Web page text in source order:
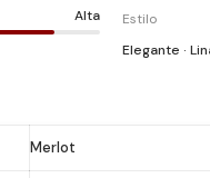
Alta
Estilo
Elegante ·
Merlot